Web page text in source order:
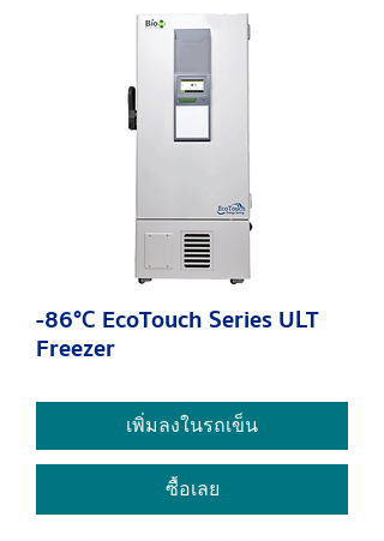
-86°C EcoTouch Series ULT
Freezer
เพิ่มลงในรถเข็น
ซื้อเลย